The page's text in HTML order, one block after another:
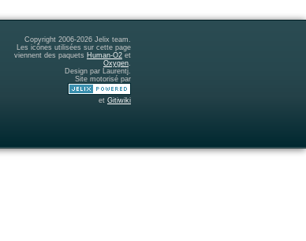
Copyright 2006-2026 Jelix team.
Les icônes utilisées sur cette page
viennent des paquets Human-O2 et
Oxygen.
Design par Laurentj.
Site motorisé par
et Gitiwiki